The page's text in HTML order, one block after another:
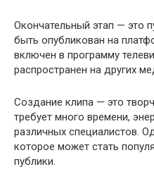
Окончательный этап — это
быть опубликован на
включен в программу
распространен на других
Создание клипа — это
требует много времени,
различных специалистов.
которое может стать
публики.